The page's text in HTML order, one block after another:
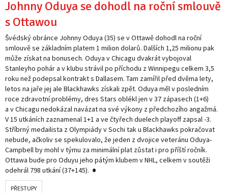
Johnny Oduya se dohodl na roční smlouvě
s Ottawou
Švédský obránce Johnny Oduya (35) se v Ottawě dohodl na roční
smlouvě se základním platem 1 milion dolarů. Dalších 1,25 milionu pak
může získat na bonusech. Oduya v Chicagu dvakrát vybojoval
Stanleyho pohár a v klubu strávil po příchodu z Winnipegu celkem 3,5
roku než podepsal kontrakt s Dallasem. Tam zamířil před dvěma lety,
letos na jaře jej ale Blackhawks získali zpět. Oduya měl v posledním
roce zdravotní problémy, dres Stars oblékl jen v 37 zápasech (1+6)
a v Chicagu nedokázal navázat na své výkony z předchozího angažmá.
V 15 utkáních zaznamenal 1+1 a ve čtyřech duelech playoff zapsal -3.
Stříbrný medailista z Olympiády v Sochi tak u Blackhawks pokračovat
nebude, ačkoliv se spekulovalo, že jeden z dvojice veteránu Oduya-
Campbell by mohl v týmu za minimální plat zůstat i pro příští ročník.
Ottawa bude pro Oduyu jeho pátým klubem v NHL, celkem v soutěži
odehrál 798 utkání (37+145).
PŘESTUPY